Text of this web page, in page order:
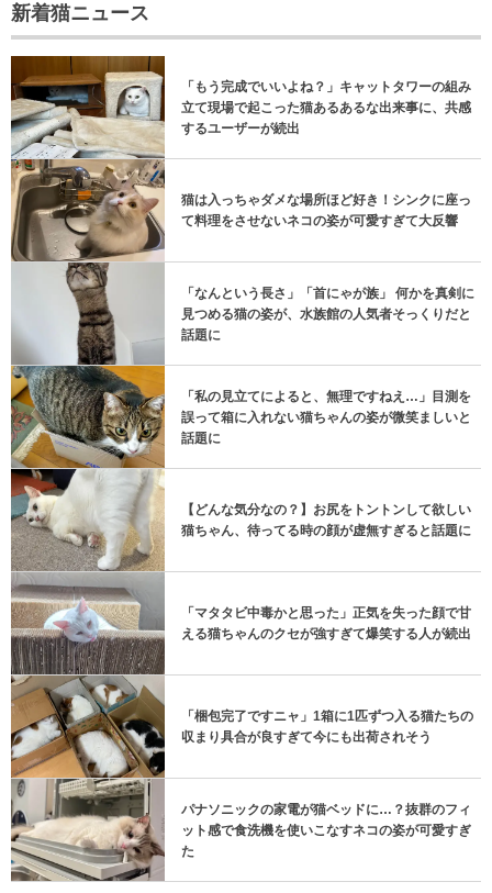
新着猫ニュース
「もう完成でいいよね？」キャットタワーの組み
立て現場で起こった猫あるあるな出来事に、共感
するユーザーが続出
猫は入っちゃダメな場所ほど好き！シンクに座っ
て料理をさせないネコの姿が可愛すぎて大反響
「なんという長さ」「首にゃが族」 何かを真剣に
見つめる猫の姿が、水族館の人気者そっくりだと
話題に
「私の見立てによると、無理ですねえ…」目測を
誤って箱に入れない猫ちゃんの姿が微笑ましいと
話題に
【どんな気分なの？】お尻をトントンして欲しい
猫ちゃん、待ってる時の顔が虚無すぎると話題に
「マタタビ中毒かと思った」正気を失った顔で甘
える猫ちゃんのクセが強すぎて爆笑する人が続出
「梱包完了ですニャ」1箱に1匹ずつ入る猫たちの
収まり具合が良すぎて今にも出荷されそう
パナソニックの家電が猫ベッドに…？抜群のフィ
ット感で食洗機を使いこなすネコの姿が可愛すぎ
た